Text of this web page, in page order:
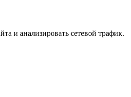
и анализировать сетевой трафик.